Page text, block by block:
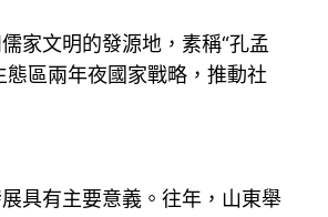
家文明的發源地，素稱“孔孟
區兩年夜國家戰略，推動社
具有主要意義。往年，山東舉